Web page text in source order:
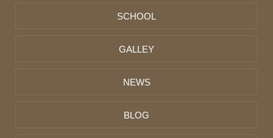
SCHOOL
GALLEY
NEWS
BLOG